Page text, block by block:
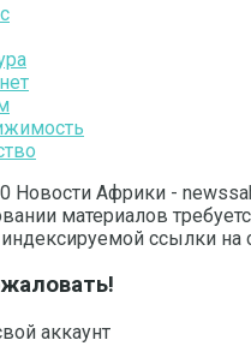
Новости Африки -
материалов
ссылки на
аккаунт